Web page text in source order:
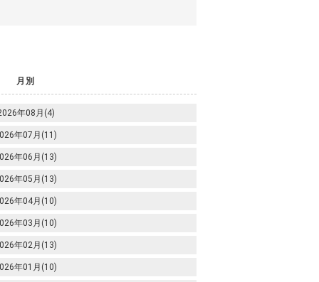
月別
年08月(4)
年07月(11)
年06月(13)
年05月(13)
年04月(10)
年03月(10)
年02月(13)
年01月(10)